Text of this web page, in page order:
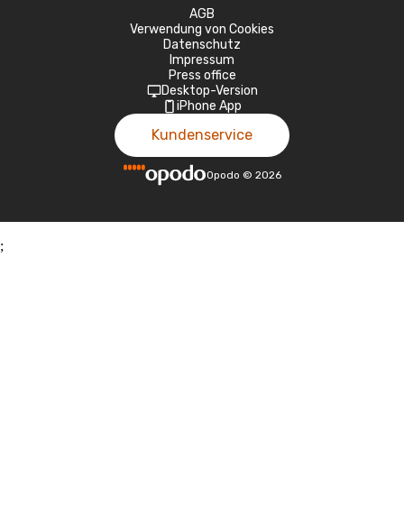
AGB
Verwendung von Cookies
Datenschutz
Impressum
Press office
Desktop-Version
iPhone App
Kundenservice
Opodo © 2026
;